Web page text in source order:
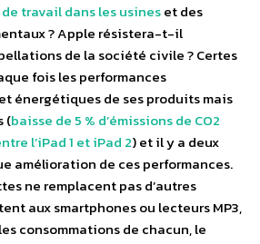
travail dans les usineset des
? Apple résistera-t-il
de la société civile ? Certes
fois les performances
énergétiques de ses produits mais
(baisse de 5 % d’émissions de CO2
l’iPad 1 et iPad 2) et il y a deux
amélioration de ces performances.
ne remplacent pas d’autres
aux smartphones ou lecteurs MP3,
consommations de chacun, le